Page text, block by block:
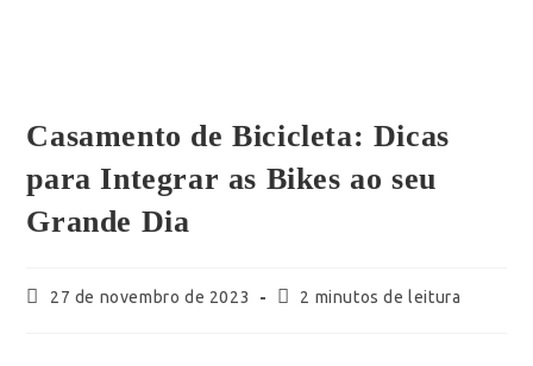
Casamento de Bicicleta: Dicas
para Integrar as Bikes ao seu
Grande Dia
27 de novembro de 2023 2 minutos de leitura